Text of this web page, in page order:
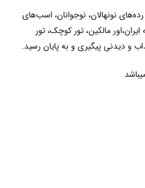
نونهالان، نوجوانان، اسب‌های
ایران،اور مالکین، تور کوچک، تور
و دیدنی پیگیری و به پایان رسید.